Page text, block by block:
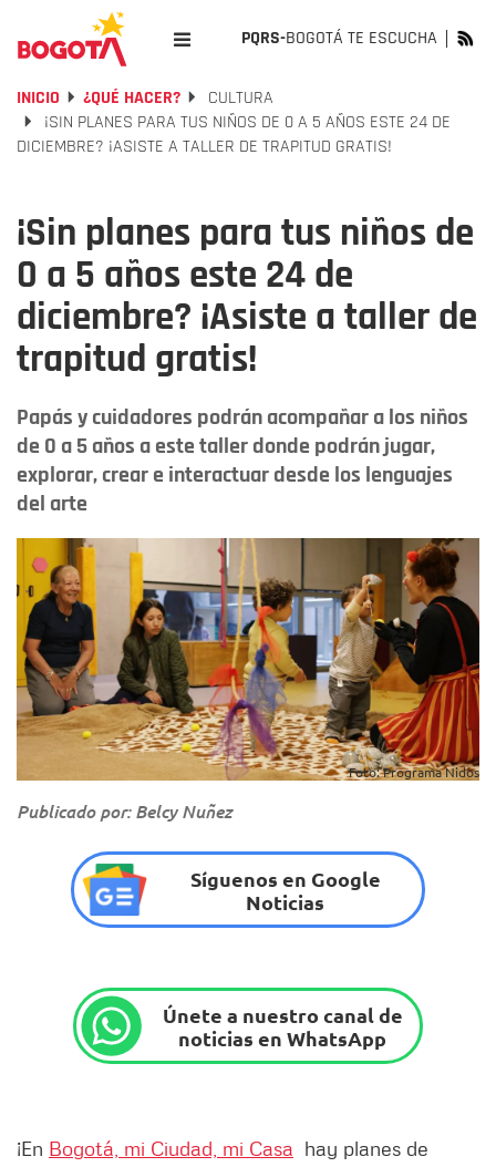
PQRS-BOGOTÁ TE ESCUCHA
INICIO ¿QUÉ HACER?
CULTURA
¡SIN PLANES PARA TUS NIÑOS DE 0 A 5 AÑOS ESTE 24 DE
DICIEMBRE? ¡ASISTE A TALLER DE TRAPITUD GRATIS!
¡Sin planes para tus niños de
0 a 5 años este 24 de
diciembre? ¡Asiste a taller de
trapitud gratis!
Papás y cuidadores podrán acompañar a los niños
de 0 a 5 años a este taller donde podrán jugar,
explorar, crear e interactuar desde los lenguajes
del arte
Foto: Programa Nidos
Publicado por: Belcy Nuñez
Síguenos en Google
Noticias
Únete a nuestro canal de
noticias en WhatsApp
¡En Bogotá, mi Ciudad, mi Casa hay planes de